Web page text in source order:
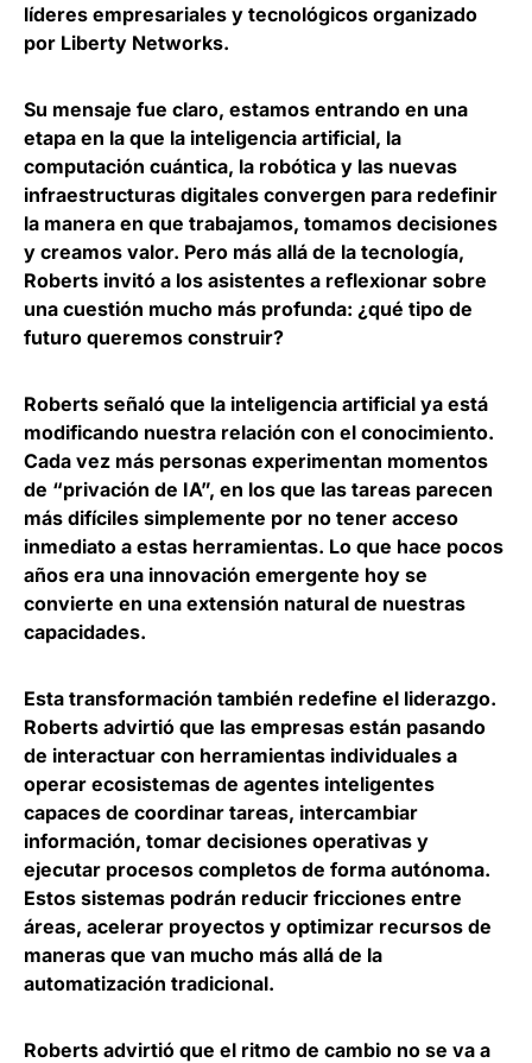
líderes empresariales y tecnológicos organizado
por Liberty Networks.
Su mensaje fue claro, estamos entrando en una
etapa en la que la inteligencia artificial, la
computación cuántica, la robótica y las nuevas
infraestructuras digitales convergen para redefinir
la manera en que trabajamos, tomamos decisiones
y creamos valor. Pero más allá de la tecnología,
Roberts invitó a los asistentes a reflexionar sobre
una cuestión mucho más profunda: ¿qué tipo de
futuro queremos construir?
Roberts señaló que la inteligencia artificial ya está
modificando nuestra relación con el conocimiento.
Cada vez más personas experimentan momentos
de “privación de IA”, en los que las tareas parecen
más difíciles simplemente por no tener acceso
inmediato a estas herramientas. Lo que hace pocos
años era una innovación emergente hoy se
convierte en una extensión natural de nuestras
capacidades.
Esta transformación también redefine el liderazgo.
Roberts advirtió que las empresas están pasando
de interactuar con herramientas individuales a
operar ecosistemas de agentes inteligentes
capaces de coordinar tareas, intercambiar
información, tomar decisiones operativas y
ejecutar procesos completos de forma autónoma.
Estos sistemas podrán reducir fricciones entre
áreas, acelerar proyectos y optimizar recursos de
maneras que van mucho más allá de la
automatización tradicional.
Roberts advirtió que el ritmo de cambio no se va a